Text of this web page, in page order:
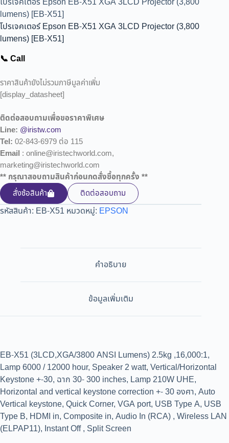
lumens) [EB-X51]
โปรเจคเตอร์ Epson EB-X51 XGA 3LCD Projector (3,800
lumens) [EB-X51]
📞 Call
ราคาสินค้ายังไม่รวมภาษีมูลค่าเพิ่ม
[display_datasheet]
ติดต่อสอบถามเพื่อขอราคาพิเศษ
Line: @iristw.com
Tel: 02-843-6979 ต่อ 115
Email : online@iristechworld.com,
marketing@iristechworld.com
** กรุณาสอบถามสินค้าก่อนกดสั่งซื้อทุกครั้ง **
สั่งซ้อสินค้า
ติดต่อสอบถาม
รหัสสินค้า: EB-X51 หมวดหมู่: EPSON
คำอธิบาย
ข้อมูลเพิ่มเติม
EB-X51 (3LCD,XGA/3800 ANSI Lumens) 2.5kg ,16,000:1,
Lamp 6000 / 12000 hour, Speaker 2 watt, Vertical/Horizontal
Keystone +-30, ฉาก 30- 300 inches, Lamp 210W UHE,
Horizontal and vertical keystone correction +- 30 องศา, Auto
Vertical keystone, Quick Corner, VGA port, USB Type A, USB
Type B, HDMI in, Composite in, Audio In (RCA) , Wireless LAN
(ELPAP11), Instant Off , Split Screen